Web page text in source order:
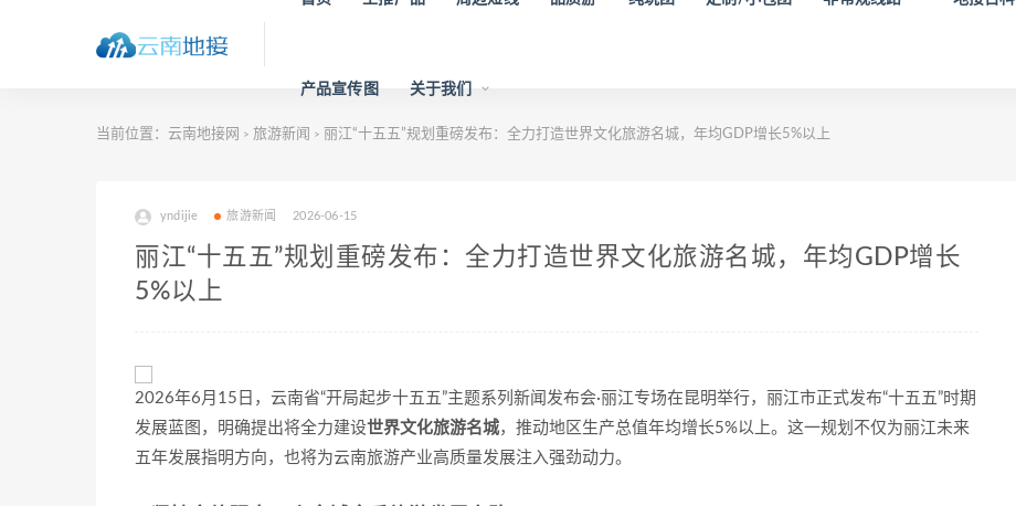
产品宣传图 关于我们
当前位置： 云南地接网 > 旅游新闻 > 丽江“十五五”规划重磅发布：全力打造世界文化旅游名城，年均GDP增长5%以上
yndijie 旅游新闻 2026-06-15
丽江“十五五”规划重磅发布：全力打造世界文化旅游名城，年均GDP增长
5%以上
2026年6月15日，云南省“开局起步十五五”主题系列新闻发布会·丽江专场在昆明举行，丽江市正式发布“十五五”时期
发展蓝图，明确提出将全力建设世界文化旅游名城，推动地区生产总值年均增长5%以上。这一规划不仅为丽江未来
五年发展指明方向，也将为云南旅游产业高质量发展注入强劲动力。